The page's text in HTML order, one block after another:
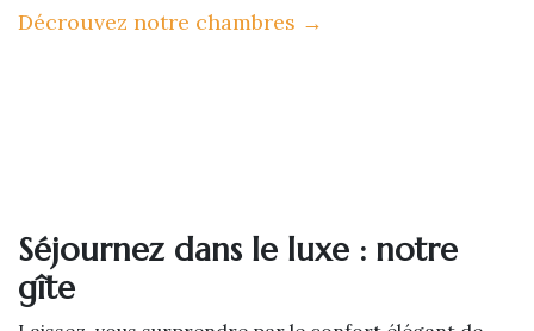
Décrouvez notre chambres →
Séjournez dans le luxe : notre
gîte